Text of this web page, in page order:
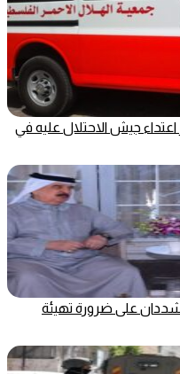
جيش الاحتلال عليه في
على ضرورة تهيئة